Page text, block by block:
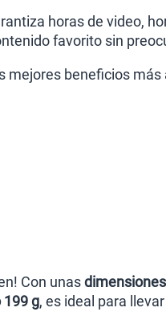
horas de video,
favorito sin
mejores beneficios
Con unas
199 g, es ideal para